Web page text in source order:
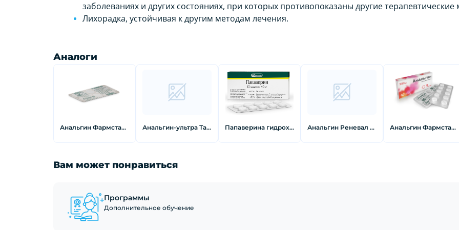
заболеваниях и других состояниях, при которых противопоказаны другие
Лихорадка, устойчивая к другим методам лечения.
Аналоги
Анальгин Фармстандарт Таблетки 500 мг 10 шт Анальгин-ультра Таблетки 500 мг 10 шт Папаверина гидрохлорид Таблетки 40 мг 10 шт Анальгин Реневал 500 мг 10 шт Анальгин Фармстандарт Таблетки 500 мг 20 шт
Вам может понравиться
Программы
Дополнительное обучение